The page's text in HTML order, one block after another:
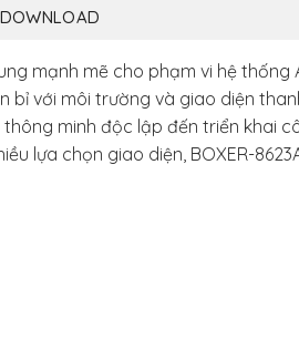
DOWNLOAD
mạnh mẽ cho phạm vi hệ
với môi trường và giao diện
minh độc lập đến triển khai
lựa chọn giao diện, BOXER-